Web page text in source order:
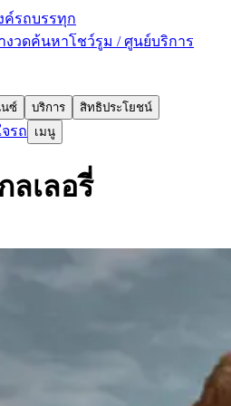
ค์รถบรรทุก
งวดค้นหาโชว์รูม / ศูนย์บริการ
นซ์ บริการ
สิทธิประโยชน์
รถ เมนู
ลเลอรี่